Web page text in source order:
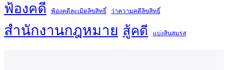
ฟ้องคดี ฟ้องคดีละเมิดลิขสิทธิ์ ว่าความคดีลิขสิทธิ์
สำนักงานกฎหมาย สู้คดี แบ่งสินสมรส